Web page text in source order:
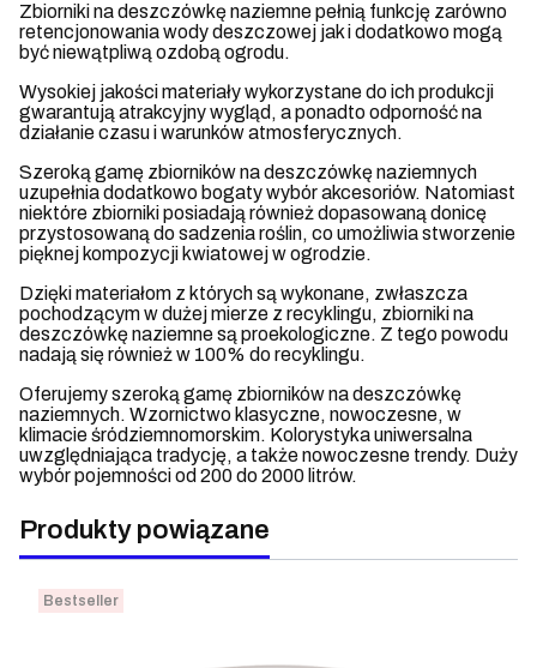
Zbiorniki na deszczówkę naziemne pełnią funkcję zarówno
retencjonowania wody deszczowej jak i dodatkowo mogą
być niewątpliwą ozdobą ogrodu.
Wysokiej jakości materiały wykorzystane do ich produkcji
gwarantują atrakcyjny wygląd, a ponadto odporność na
działanie czasu i warunków atmosferycznych.
Szeroką gamę zbiorników na deszczówkę naziemnych
uzupełnia dodatkowo bogaty wybór akcesoriów. Natomiast
niektóre zbiorniki posiadają również dopasowaną donicę
przystosowaną do sadzenia roślin, co umożliwia stworzenie
pięknej kompozycji kwiatowej w ogrodzie.
Dzięki materiałom z których są wykonane, zwłaszcza
pochodzącym w dużej mierze z recyklingu, zbiorniki na
deszczówkę naziemne są proekologiczne. Z tego powodu
nadają się również w 100% do recyklingu.
Oferujemy szeroką gamę zbiorników na deszczówkę
naziemnych. Wzornictwo klasyczne, nowoczesne, w
klimacie śródziemnomorskim. Kolorystyka uniwersalna
uwzględniająca tradycję, a także nowoczesne trendy. Duży
wybór pojemności od 200 do 2000 litrów.
Produkty powiązane
Bestseller